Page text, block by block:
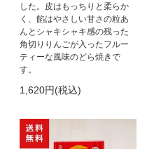
した。皮はもっちりと柔らか
く、餡はやさしい甘さの粒あ
んとシャキシャキ感の残った
角切りりんごが入ったフルー
ティーな風味のどら焼きで
す。
1,620円(税込)